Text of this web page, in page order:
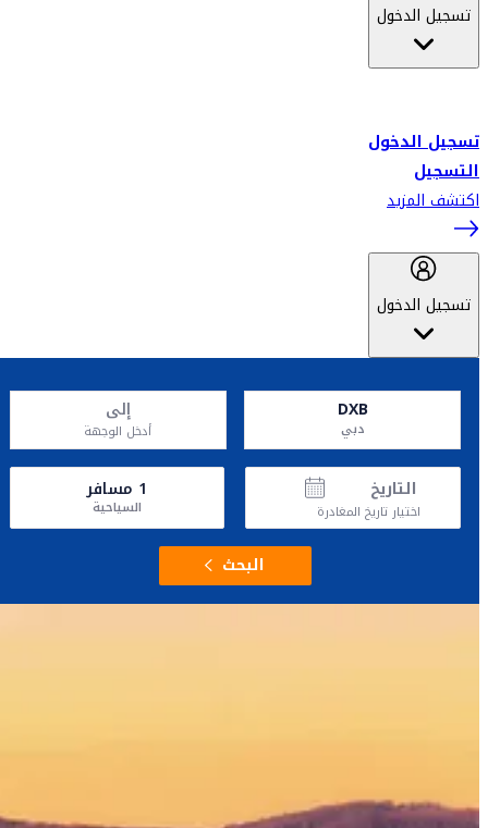
تسجيل الدخول
تسجيل الدخول
التسجيل
اكتشف المزيد
تسجيل الدخول
DXB
دبي
إلى
أدخل الوجهة
التاريخ
اختيار تاريخ المغادرة
1 مسافر
السياحية
البحث